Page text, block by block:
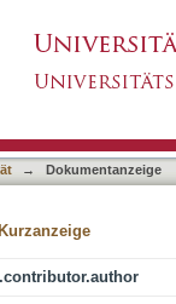
→ Dokumentanzeige